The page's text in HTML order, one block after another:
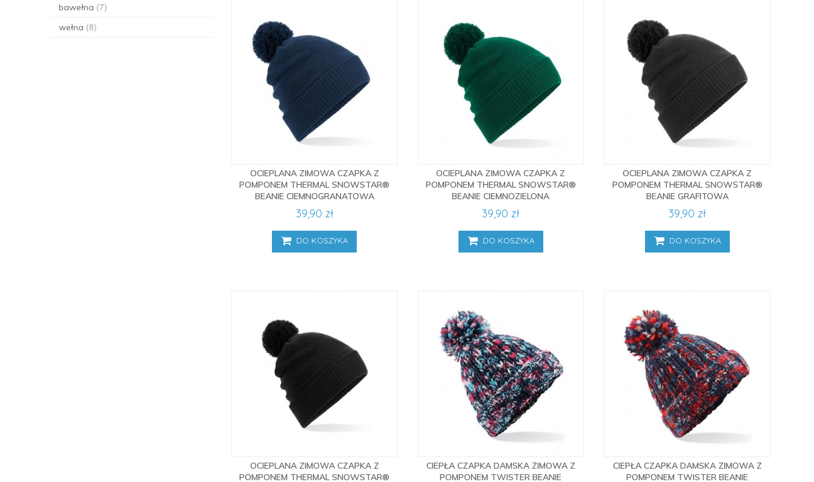
bawełna (7)
wełna (8)
OCIEPLANA ZIMOWA CZAPKA Z
POMPONEM THERMAL SNOWSTAR®
BEANIE CIEMNOGRANATOWA
39,90 zł
DO KOSZYKA
OCIEPLANA ZIMOWA CZAPKA Z
POMPONEM THERMAL SNOWSTAR®
BEANIE CIEMNOZIELONA
39,90 zł
DO KOSZYKA
OCIEPLANA ZIMOWA CZAPKA Z
POMPONEM THERMAL SNOWSTAR®
BEANIE GRAFITOWA
39,90 zł
DO KOSZYKA
OCIEPLANA ZIMOWA CZAPKA Z
POMPONEM THERMAL SNOWSTAR®
CIEPŁA CZAPKA DAMSKA ZIMOWA Z
POMPONEM TWISTER BEANIE
CIEPŁA CZAPKA DAMSKA ZIMOWA Z
POMPONEM TWISTER BEANIE